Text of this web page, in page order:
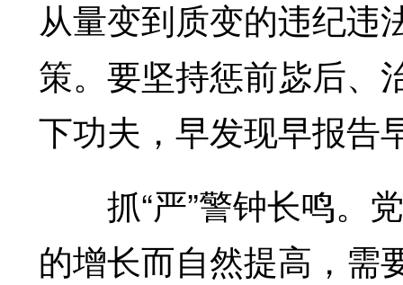
从量变到质变的违纪违
策。要坚持惩前毖后、
下功夫，早发现早报告
抓“严”警钟长鸣。党
的增长而自然提高，需